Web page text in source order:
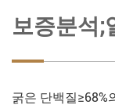
보증분석;
굵은 단백질≥68%